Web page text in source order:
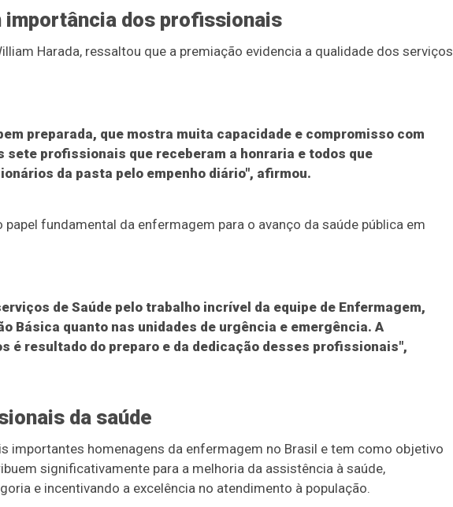
importância dos profissionais
Harada, ressaltou que a premiação evidencia a qualidade dos serviços
preparada, que mostra muita capacidade e compromisso com
sete profissionais que receberam a honraria e todos que
da pasta pelo empenho diário", afirmou.
fundamental da enfermagem para o avanço da saúde pública em
de Saúde pelo trabalho incrível da equipe de Enfermagem,
Básica quanto nas unidades de urgência e emergência. A
é resultado do preparo e da dedicação desses profissionais",
da saúde
importantes homenagens da enfermagem no Brasil e tem como objetivo
significativamente para a melhoria da assistência à saúde,
e incentivando a excelência no atendimento à população.